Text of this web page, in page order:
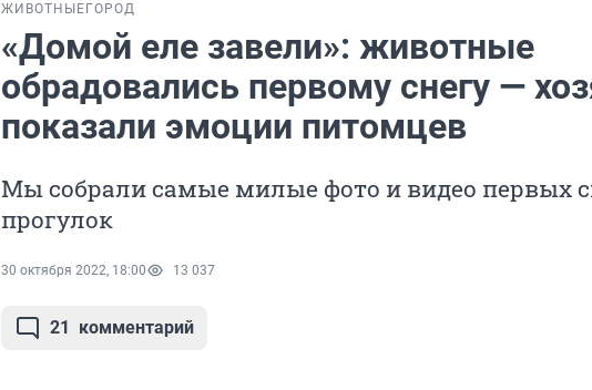
ЖИВОТНЫЕ ГОРОД
«Домой еле завели»: животные
обрадовались первому снегу —
показали эмоции питомцев
Мы собрали самые милые фото и видео первых
прогулок
30 октября 2022, 18:00 13 037
21 комментарий